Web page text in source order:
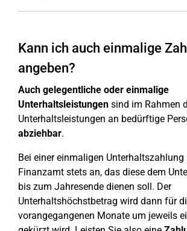
Kann ich auch einmalige
angeben?
Auch gelegentliche oder einmalige
Unterhaltsleistungen sind im Rahmen
Unterhaltsleistungen an bedürftige
abziehbar.
Bei einer einmaligen
Finanzamt stets an, das diese dem
bis zum Jahresende dienen soll. Der
Unterhaltshöchstbetrag wird dann für
vorangegangenen Monate um jeweils